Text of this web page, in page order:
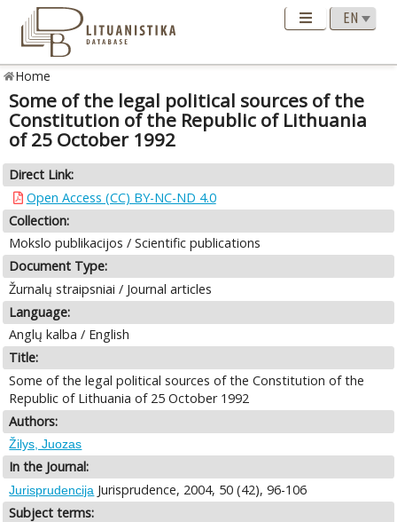
Home
Some of the legal political sources of the
Constitution of the Republic of Lithuania
of 25 October 1992
Direct Link:
Open Access (CC) BY-NC-ND 4.0
Collection:
Mokslo publikacijos / Scientific publications
Document Type:
Žurnalų straipsniai / Journal articles
Language:
Anglų kalba / English
Title:
Some of the legal political sources of the Constitution of the
Republic of Lithuania of 25 October 1992
Authors:
Žilys, Juozas
In the Journal:
Jurisprudencija Jurisprudence, 2004, 50 (42), 96-106
Subject terms: